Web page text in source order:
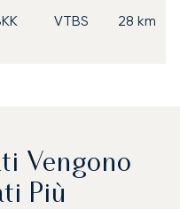
VTBS 28 km
Vengono
Più